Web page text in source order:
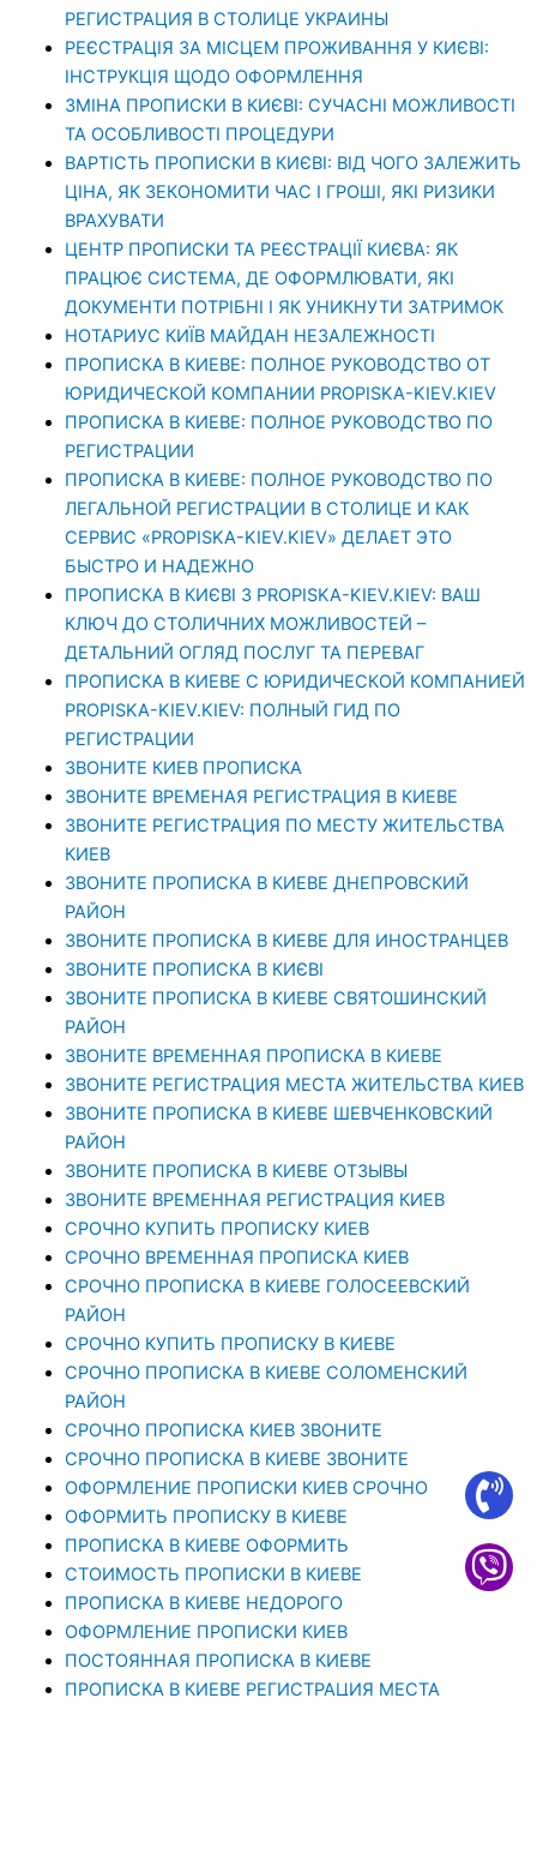
РЕГИСТРАЦИЯ В СТОЛИЦЕ УКРАИНЫ
РЕЄСТРАЦІЯ ЗА МІСЦЕМ ПРОЖИВАННЯ У КИЄВІ:
ІНСТРУКЦІЯ ЩОДО ОФОРМЛЕННЯ
ЗМІНА ПРОПИСКИ В КИЄВІ: СУЧАСНІ МОЖЛИВОСТІ
ТА ОСОБЛИВОСТІ ПРОЦЕДУРИ
ВАРТІСТЬ ПРОПИСКИ В КИЄВІ: ВІД ЧОГО ЗАЛЕЖИТЬ
ЦІНА, ЯК ЗЕКОНОМИТИ ЧАС І ГРОШІ, ЯКІ РИЗИКИ
ВРАХУВАТИ
ЦЕНТР ПРОПИСКИ ТА РЕЄСТРАЦІЇ КИЄВА: ЯК
ПРАЦЮЄ СИСТЕМА, ДЕ ОФОРМЛЮВАТИ, ЯКІ
ДОКУМЕНТИ ПОТРІБНІ І ЯК УНИКНУТИ ЗАТРИМОК
НОТАРИУС КИЇВ МАЙДАН НЕЗАЛЕЖНОСТІ
ПРОПИСКА В КИЕВЕ: ПОЛНОЕ РУКОВОДСТВО ОТ
ЮРИДИЧЕСКОЙ КОМПАНИИ PROPISKA-KIEV.KIEV
ПРОПИСКА В КИЕВЕ: ПОЛНОЕ РУКОВОДСТВО ПО
РЕГИСТРАЦИИ
ПРОПИСКА В КИЕВЕ: ПОЛНОЕ РУКОВОДСТВО ПО
ЛЕГАЛЬНОЙ РЕГИСТРАЦИИ В СТОЛИЦЕ И КАК
СЕРВИС «PROPISKA-KIEV.KIEV» ДЕЛАЕТ ЭТО
БЫСТРО И НАДЕЖНО
ПРОПИСКА В КИЄВІ З PROPISKA-KIEV.KIEV: ВАШ
КЛЮЧ ДО СТОЛИЧНИХ МОЖЛИВОСТЕЙ –
ДЕТАЛЬНИЙ ОГЛЯД ПОСЛУГ ТА ПЕРЕВАГ
ПРОПИСКА В КИЕВЕ С ЮРИДИЧЕСКОЙ КОМПАНИЕЙ
PROPISKA-KIEV.KIEV: ПОЛНЫЙ ГИД ПО
РЕГИСТРАЦИИ
ЗВОНИТЕ КИЕВ ПРОПИСКА
ЗВОНИТЕ ВРЕМЕНАЯ РЕГИСТРАЦИЯ В КИЕВЕ
ЗВОНИТЕ РЕГИСТРАЦИЯ ПО МЕСТУ ЖИТЕЛЬСТВА
КИЕВ
ЗВОНИТЕ ПРОПИСКА В КИЕВЕ ДНЕПРОВСКИЙ
РАЙОН
ЗВОНИТЕ ПРОПИСКА В КИЕВЕ ДЛЯ ИНОСТРАНЦЕВ
ЗВОНИТЕ ПРОПИСКА В КИЄВІ
ЗВОНИТЕ ПРОПИСКА В КИЕВЕ СВЯТОШИНСКИЙ
РАЙОН
ЗВОНИТЕ ВРЕМЕННАЯ ПРОПИСКА В КИЕВЕ
ЗВОНИТЕ РЕГИСТРАЦИЯ МЕСТА ЖИТЕЛЬСТВА КИЕВ
ЗВОНИТЕ ПРОПИСКА В КИЕВЕ ШЕВЧЕНКОВСКИЙ
РАЙОН
ЗВОНИТЕ ПРОПИСКА В КИЕВЕ ОТЗЫВЫ
ЗВОНИТЕ ВРЕМЕННАЯ РЕГИСТРАЦИЯ КИЕВ
СРОЧНО КУПИТЬ ПРОПИСКУ КИЕВ
СРОЧНО ВРЕМЕННАЯ ПРОПИСКА КИЕВ
СРОЧНО ПРОПИСКА В КИЕВЕ ГОЛОСЕЕВСКИЙ
РАЙОН
СРОЧНО КУПИТЬ ПРОПИСКУ В КИЕВЕ
CРОЧНО ПРОПИСКА В КИЕВЕ СОЛОМЕНСКИЙ
РАЙОН
СРОЧНО ПРОПИСКА КИЕВ ЗВОНИТЕ
СРОЧНО ПРОПИСКА В КИЕВЕ ЗВОНИТЕ
ОФОРМЛЕНИЕ ПРОПИСКИ КИЕВ СРОЧНО
ОФОРМИТЬ ПРОПИСКУ В КИЕВЕ
ПРОПИСКА В КИЕВЕ ОФОРМИТЬ
СТОИМОСТЬ ПРОПИСКИ В КИЕВЕ
ПРОПИСКА В КИЕВЕ НЕДОРОГО
ОФОРМЛЕНИЕ ПРОПИСКИ КИЕВ
ПОСТОЯННАЯ ПРОПИСКА В КИЕВЕ
ПРОПИСКА В КИЕВЕ РЕГИСТРАЦИЯ МЕСТА